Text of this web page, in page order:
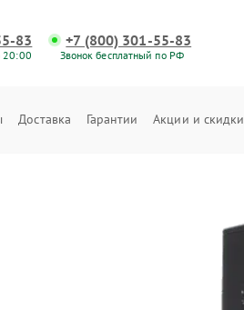
83
20:00
+7 (800) 301-55-83
Звонок бесплатный по РФ
Доставка Гарантии Акции и скидки